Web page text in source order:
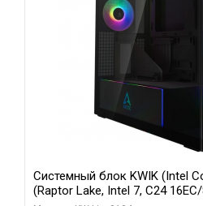
Системный блок KWIK (Intel
(Raptor Lake, Intel 7, C24